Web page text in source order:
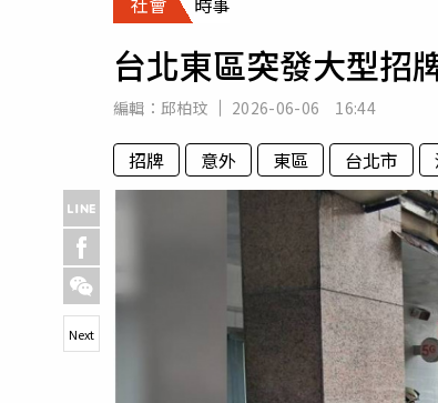
專欄
房產新勢力
台北東區突發大型
編輯： 邱柏玟 2026-06-06 16:44
招牌 意外 東區 台北市
Next